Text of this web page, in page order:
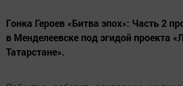
Гонка Героев «Битва эпох»: Часть 2
в Менделеевске под эгидой проекта
Татарстане».